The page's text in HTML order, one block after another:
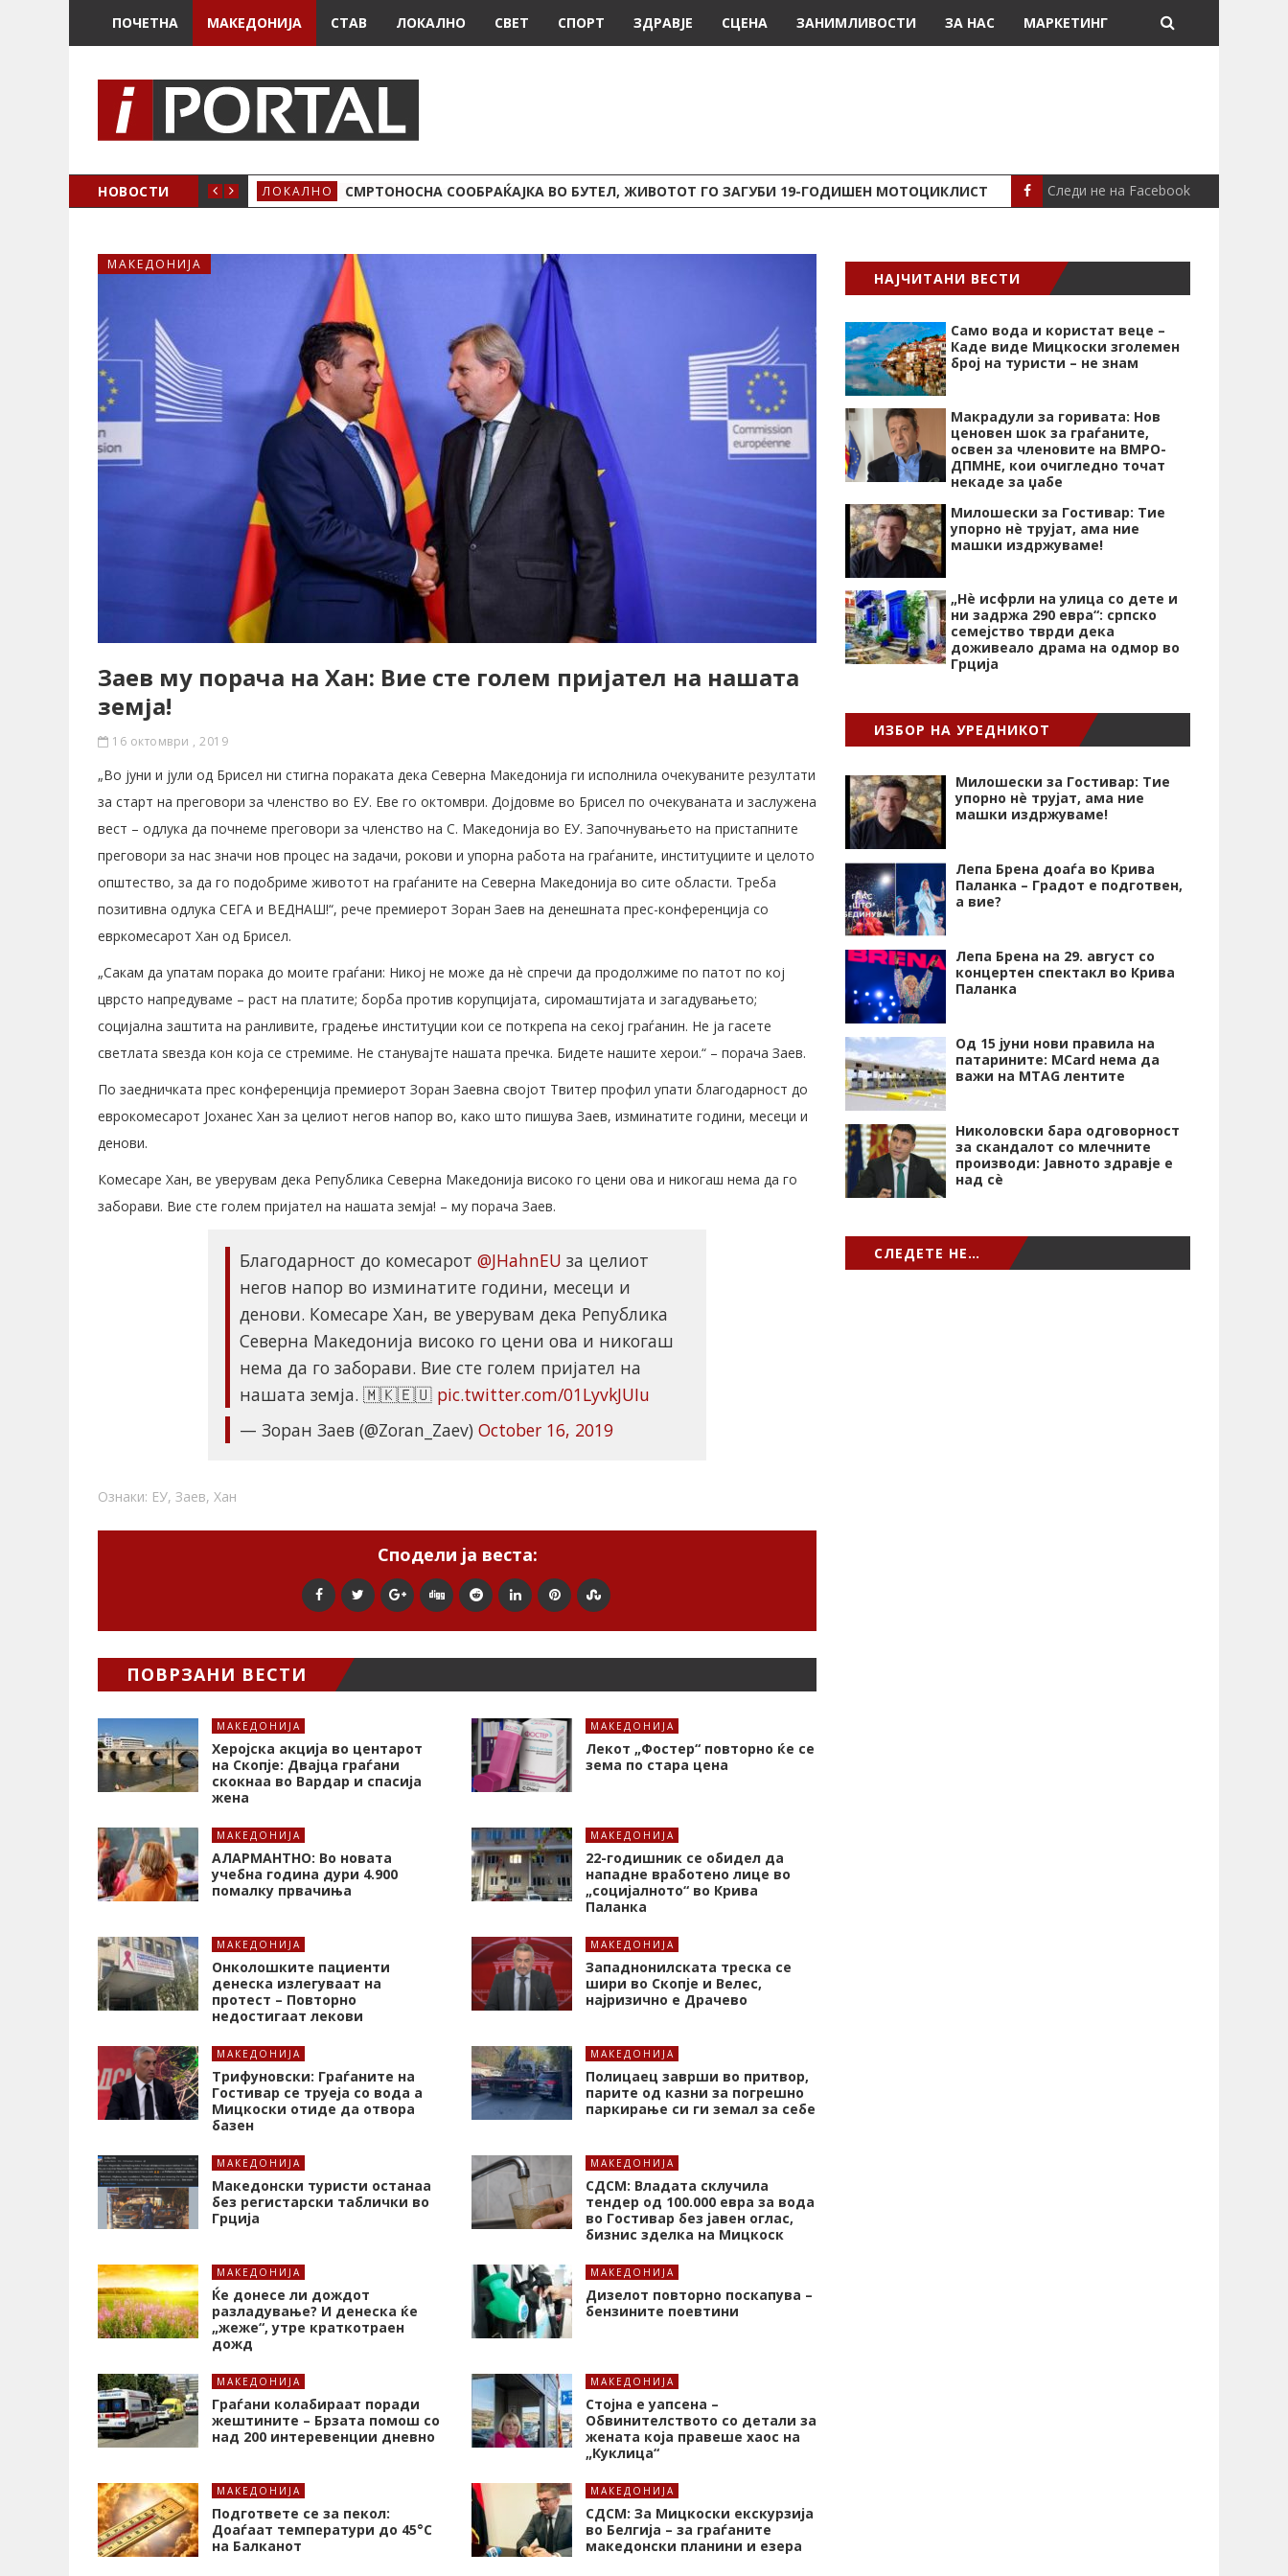
ПОЧЕТНА МАКЕДОНИЈА СТАВ ЛОКАЛНО СВЕТ СПОРТ ЗДРАВЈЕ СЦЕНА ЗАНИМЛИВОСТИ ЗА НАС МАРКЕТИНГ
НОВОСТИ ЛОКАЛНО СМРТОНОСНА СООБРАЌАЈКА ВО БУТЕЛ, ЖИВОТОТ ГО ЗАГУБИ 19-ГОДИШЕН МОТОЦИКЛИСТ СЦЕНА СЕВЕРИНА ВО
Следи не на Facebook
МАКЕДОНИЈА
Заев му порача на Хан: Вие сте голем пријател на нашата
земја!
16 октомври , 2019
„Во јуни и јули од Брисел ни стигна пораката дека Северна Македонија ги исполнила очекуваните резултати
за старт на преговори за членство во ЕУ. Еве го октомври. Дојдовме во Брисел по очекуваната и заслужена
вест – одлука да почнеме преговори за членство на С. Македонија во ЕУ. Започнувањето на пристапните
преговори за нас значи нов процес на задачи, рокови и упорна работа на граѓаните, институциите и целото
општество, за да го подобриме животот на граѓаните на Северна Македонија во сите области. Треба
позитивна одлука СЕГА и ВЕДНАШ!“, рече премиерот Зоран Заев на денешната прес-конференција со
евркомесарот Хан од Брисел.
„Сакам да упатам порака до моите граѓани: Никој не може да нѐ спречи да продолжиме по патот по кој
цврсто напредуваме – раст на платите; борба против корупцијата, сиромаштијата и загадувањето;
социјална заштита на ранливите, градење институции кои се поткрепа на секој граѓанин. Не ја гасете
светлата ѕвезда кон која се стремиме. Не станувајте нашата пречка. Бидете нашите херои.“ – порача Заев.
По заедничката прес конференција премиерот Зоран Заевна својот Твитер профил упати благодарност до
еврокомесарот Јоханес Хан за целиот негов напор во, како што пишува Заев, изминатите години, месеци и
денови.
Комесаре Хан, ве уверувам дека Република Северна Македонија високо го цени ова и никогаш нема да го
заборави. Вие сте голем пријател на нашата земја! – му порача Заев.
Благодарност до комесарот @JHahnEU за целиот
негов напор во изминатите години, месеци и
денови. Комесаре Хан, ве уверувам дека Република
Северна Македонија високо го цени ова и никогаш
нема да го заборави. Вие сте голем пријател на
нашата земја. 🇲🇰🇪🇺 pic.twitter.com/01LyvkJUIu
— Зоран Заев (@Zoran_Zaev) October 16, 2019
Ознаки: ЕУ, Заев, Хан
Сподели ја веста:
ПОВРЗАНИ ВЕСТИ
МАКЕДОНИЈА
Херојска акција во центарот
на Скопје: Двајца граѓани
скокнаа во Вардар и спасија
жена
МАКЕДОНИЈА
Лекот „Фостер“ повторно ќе се
зема по стара цена
МАКЕДОНИЈА
АЛАРМАНТНО: Во новата
учебна година дури 4.900
помалку првачиња
МАКЕДОНИЈА
22-годишник се обидел да
нападне вработено лице во
„социјалното“ во Крива
Паланка
МАКЕДОНИЈА
Онколошките пациенти
денеска излегуваат на
протест – Повторно
недостигаат лекови
МАКЕДОНИЈА
Западнонилската треска се
шири во Скопје и Велес,
најризично е Драчево
МАКЕДОНИЈА
Трифуновски: Граѓаните на
Гостивар се труеја со вода а
Мицкоски отиде да отвора
базен
МАКЕДОНИЈА
Полицаец заврши во притвор,
парите од казни за погрешно
паркирање си ги земал за себе
МАКЕДОНИЈА
Македонски туристи останаа
без регистарски таблички во
Грција
МАКЕДОНИЈА
СДСМ: Владата склучила
тендер од 100.000 евра за вода
во Гостивар без јавен оглас,
бизнис зделка на Мицкоск
МАКЕДОНИЈА
Ќе донесе ли дождот
разладување? И денеска ќе
„жеже“, утре краткотраен
дожд
МАКЕДОНИЈА
Дизелот повторно поскапува –
бензините поевтини
МАКЕДОНИЈА
Граѓани колабираат поради
жештините – Брзата помош со
над 200 интеревенции дневно
МАКЕДОНИЈА
Стојна е уапсена –
Обвинителството со детали за
жената која правеше хаос на
„Куклица“
МАКЕДОНИЈА
Подгответе се за пекол:
Доаѓаат температури до 45°C
на Балканот
МАКЕДОНИЈА
СДСМ: За Мицкоски екскурзија
во Белгија – за граѓаните
македонски планини и езера
НАЈЧИТАНИ ВЕСТИ
Само вода и користат веце –
Каде виде Мицкоски зголемен
број на туристи – не знам
Макрадули за горивата: Нов
ценовен шок за граѓаните,
освен за членовите на ВМРО-
ДПМНЕ, кои очигледно точат
некаде за џабе
Милошески за Гостивар: Тие
упорно нѐ трујат, ама ние
машки издржуваме!
„Нѐ исфрли на улица со дете и
ни задржа 290 евра“: српско
семејство тврди дека
доживеало драма на одмор во
Грција
ИЗБОР НА УРЕДНИКОТ
Милошески за Гостивар: Тие
упорно нѐ трујат, ама ние
машки издржуваме!
Лепа Брена доаѓа во Крива
Паланка – Градот е подготвен,
а вие?
Лепа Брена на 29. август со
концертен спектакл во Крива
Паланка
Од 15 јуни нови правила на
патарините: MCard нема да
важи на MTAG лентите
Николовски бара одговорност
за скандалот со млечните
производи: Јавното здравје е
над сѐ
СЛЕДЕТЕ НЕ…